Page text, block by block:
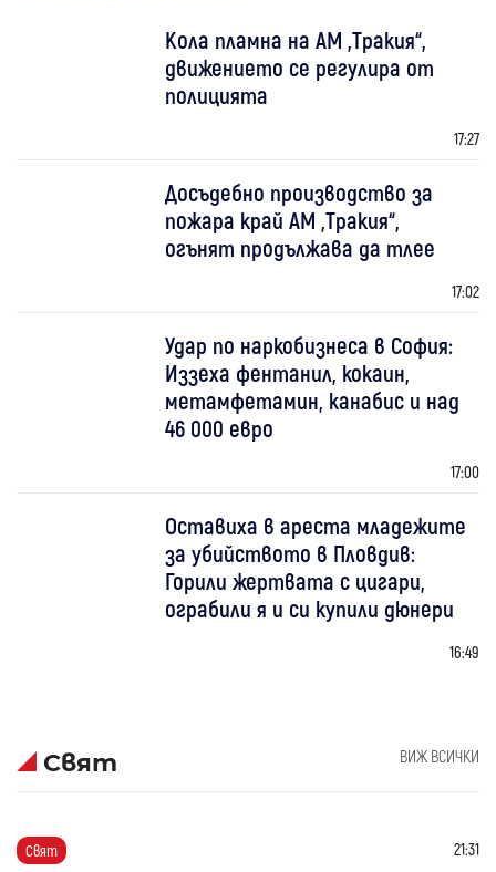
Кола пламна на АМ „Тракия“,
движението се регулира от
полицията
17:27
Досъдебно производство за
пожара край АМ „Тракия“,
огънят продължава да тлее
17:02
Удар по наркобизнеса в София:
Иззеха фентанил, кокаин,
метамфетамин, канабис и над
46 000 евро
17:00
Оставиха в ареста младежите
за убийството в Пловдив:
Горили жертвата с цигари,
ограбили я и си купили дюнери
16:49
Свят ВИЖ ВСИЧКИ
Свят 21:31